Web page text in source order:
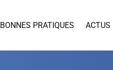
BONNES PRATIQUES ACTUS